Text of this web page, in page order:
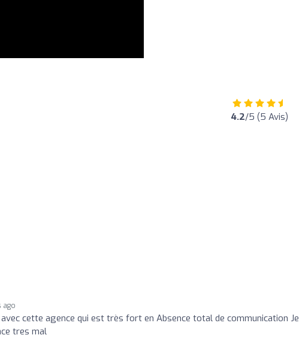
4.2/5 (5 Avis)
ago
cette agence qui est très fort en Absence total de communication Je
tres mal